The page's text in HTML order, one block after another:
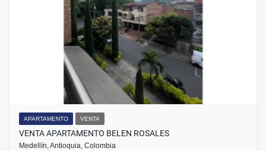
APARTAMENTO VENTA
VENTA APARTAMENTO BELEN ROSALES
Medellín, Antioquia, Colombia